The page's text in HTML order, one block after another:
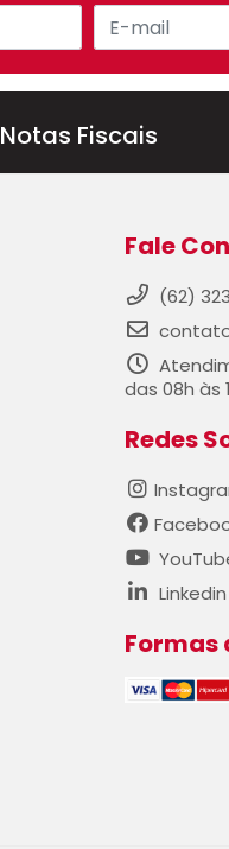
Notas Fiscais
Fale
(62)
das 08h às
Redes
Linkedin
Formas